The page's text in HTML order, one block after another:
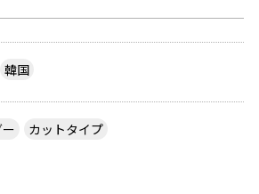
韓国
カットタイプ